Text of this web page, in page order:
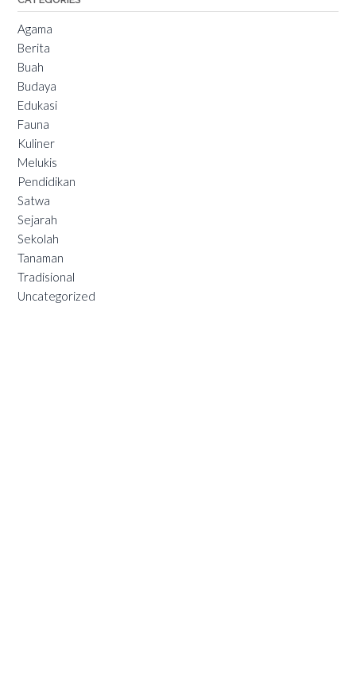
Agama
Berita
Buah
Budaya
Edukasi
Fauna
Kuliner
Melukis
Pendidikan
Satwa
Sejarah
Sekolah
Tanaman
Tradisional
Uncategorized